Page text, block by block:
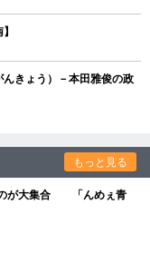
きょう）－本田雅俊の政
もっと見る
のが大集合 「んめぇ青